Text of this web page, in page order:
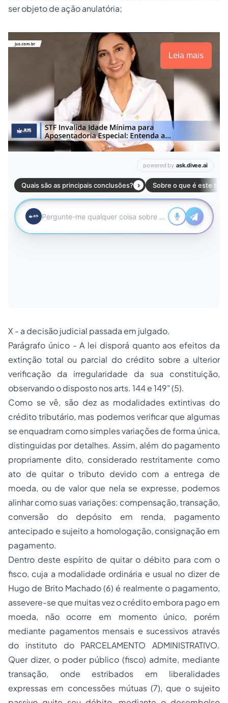
ser objeto de ação anulatória;
Leia mais
X - a decisão judicial passada em julgado.
Parágrafo único - A lei disporá quanto aos efeitos da
extinção total ou parcial do crédito sobre a ulterior
verificação da irregularidade da sua constituição,
observando o disposto nos arts. 144 e 149" (5).
Como se vê, são dez as modalidades extintivas do
crédito tributário, mas podemos verificar que algumas
se enquadram como simples variações de forma única,
distinguidas por detalhes. Assim, além do pagamento
propriamente dito, considerado restritamente como
ato de quitar o tributo devido com a entrega de
moeda, ou de valor que nela se expresse, podemos
alinhar como suas variações: compensação, transação,
conversão do depósito em renda, pagamento
antecipado e sujeito a homologação, consignação em
pagamento.
Dentro deste espírito de quitar o débito para com o
fisco, cuja a modalidade ordinária e usual no dizer de
Hugo de Brito Machado (6) é realmente o pagamento,
assevere-se que muitas vez o crédito embora pago em
moeda, não ocorre em momento único, porém
mediante pagamentos mensais e sucessivos através
do instituto do PARCELAMENTO ADMINISTRATIVO.
Quer dizer, o poder público (fisco) admite, mediante
transação, onde estribados em liberalidades
expressas em concessões mútuas (7), que o sujeito